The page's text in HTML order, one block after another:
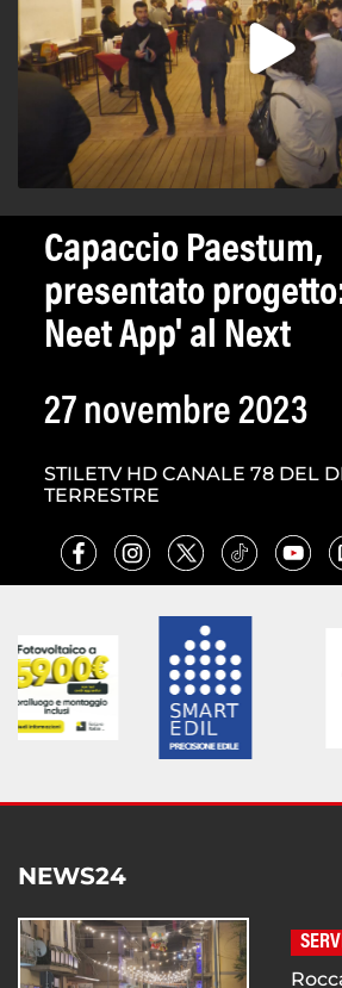
Capaccio Paestum,
presentato
Neet App' al Next
27 novembre 2023
STILETV HD CANALE 78 DEL
TERRESTRE
NEWS24